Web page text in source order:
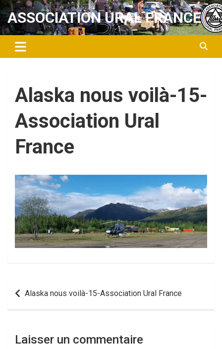
Aller
au
contenu
ASSOCIATION URAL FRANCE
Alaska nous voilà-15-
Association Ural
France
Navigation
Alaska nous voilà-15-Association Ural France
Laisser un commentaire